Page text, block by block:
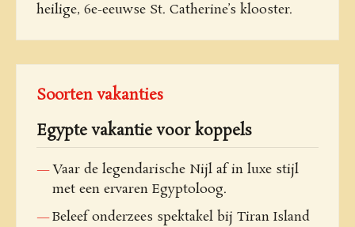
heilige, 6e-eeuwse St. Catherine’s klooster.
Soorten vakanties
Egypte vakantie voor koppels
Vaar de legendarische Nijl af in luxe stijl
met een ervaren Egyptoloog.
Beleef onderzees spektakel bij Tiran Island